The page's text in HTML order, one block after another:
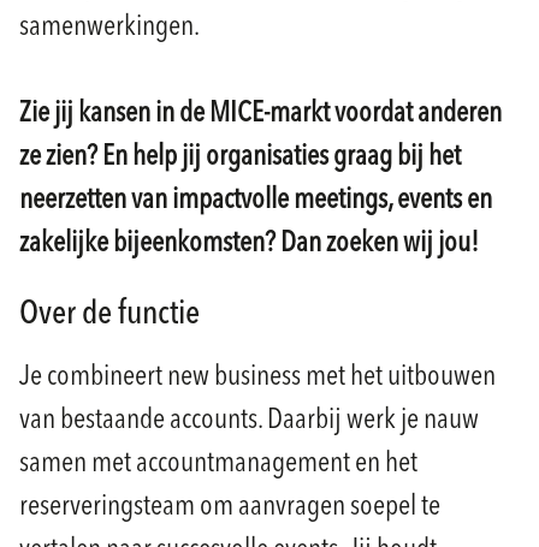
samenwerkingen.
Zie jij kansen in de MICE-markt voordat anderen
ze zien? En help jij organisaties graag bij het
neerzetten van impactvolle meetings, events en
zakelijke bijeenkomsten? Dan zoeken wij jou!
Over de functie
Je combineert new business met het uitbouwen
van bestaande accounts. Daarbij werk je nauw
samen met accountmanagement en het
reserveringsteam om aanvragen soepel te